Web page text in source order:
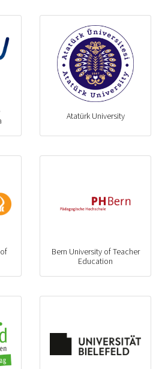
Atatürk University
Bern University of Teacher
Education